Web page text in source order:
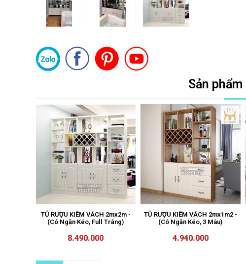
Sản
TỦ RƯỢU KIÊM VÁCH 2mx2m -
(Có Ngăn Kéo, Full Trắng)
8.490.000
TỦ RƯỢU KIÊM VÁCH 2mx1m2 -
(Có Ngăn Kéo, 3 Màu)
4.940.000